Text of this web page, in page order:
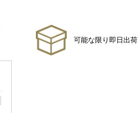
可能な限り即日出荷